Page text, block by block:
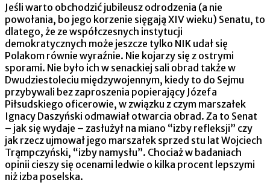
Jeśli warto obchodzić jubileusz odrodzenia (a nie
powołania, bo jego korzenie sięgają XIV wieku) Senatu, to
dlatego, że ze współczesnych instytucji
demokratycznych może jeszcze tylko NIK udał się
Polakom równie wyraźnie. Nie kojarzy się z ostrymi
sporami. Nie było ich w senackiej sali obrad także w
Dwudziestoleciu międzywojennym, kiedy to do Sejmu
przybywali bez zaproszenia popierający Józefa
Piłsudskiego oficerowie, w związku z czym marszałek
Ignacy Daszyński odmawiał otwarcia obrad. Za to Senat
– jak się wydaje – zasłużył na miano “izby refleksji” czy
jak rzecz ujmował jego marszałek sprzed stu lat Wojciech
Trąmpczyński, “izby namysłu”. Chociaż w badaniach
opinii cieszy się ocenami ledwie o kilka procent lepszymi
niż izba poselska.